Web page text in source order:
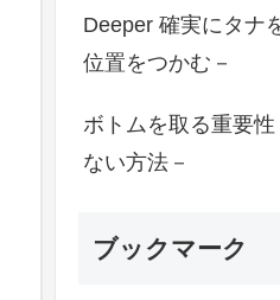
Deeper 確実にタ
位置をつかむ－
ボトムを取る重要
ない方法－
ブックマーク